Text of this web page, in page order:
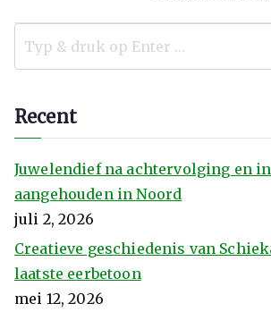
Recent
Juwelendief na achtervolging en
aangehouden in Noord
juli 2, 2026
Creatieve geschiedenis van
laatste eerbetoon
mei 12, 2026